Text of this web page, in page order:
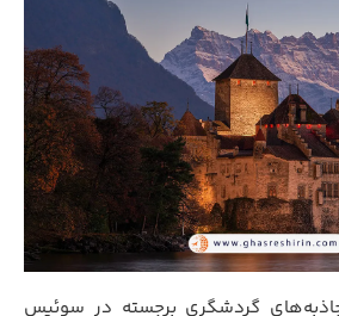
گردشگری برجسته در سوئیس